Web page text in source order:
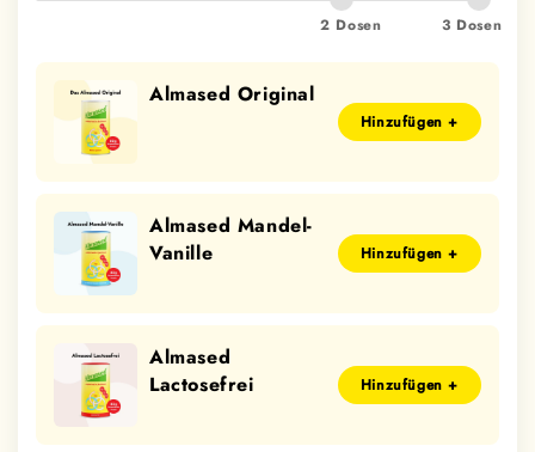
2 Dosen 3 Dosen
Almased Original
Hinzufügen +
Almased Mandel-
Vanille
Hinzufügen +
Almased
Lactosefrei
Hinzufügen +